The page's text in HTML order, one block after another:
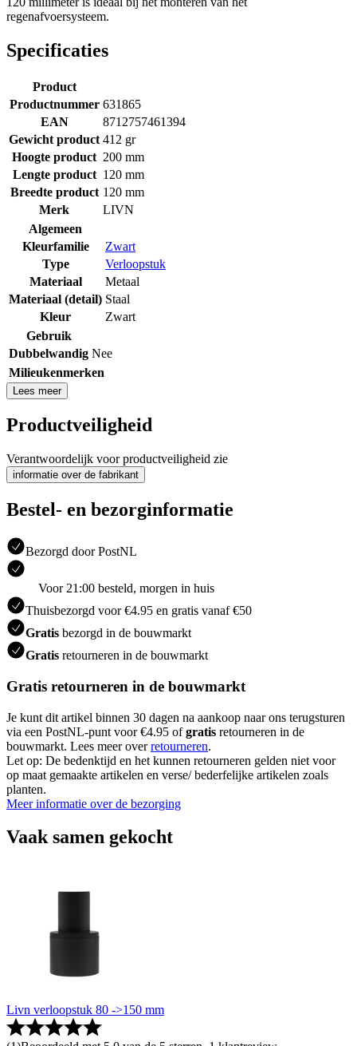
regenafvoersysteem.
Specificaties
Product
Productnummer 631865
EAN
8712757461394
Gewicht product 412 gr
Hoogte product 200 mm
Lengte product 120 mm
Breedte product 120 mm
Merk
LIVN
Algemeen
Kleurfamilie
Zwart
Type
Verloopstuk
Materiaal
Metaal
Materiaal (detail) Staal
Kleur
Zwart
Gebruik
Dubbelwandig Nee
Milieukenmerken
Lees meer
Productveiligheid
Verantwoordelijk voor productveiligheid zie
informatie over de fabrikant
Bestel- en bezorginformatie
Bezorgd door PostNL
Voor 21:00 besteld, morgen in huis
Thuisbezorgd voor €4.95 en gratis vanaf €50
Gratis bezorgd in de bouwmarkt
Gratis retourneren in de bouwmarkt
Gratis retourneren in de bouwmarkt
Je kunt dit artikel binnen 30 dagen na aankoop naar ons terugsturen
via een PostNL-punt voor €4.95 ofgratis retourneren in de
bouwmarkt. Lees meer overretourneren.
Let op: De bedenktijd en het kunnen retourneren gelden niet voor
op maat gemaakte artikelen en verse/ bederfelijke artikelen zoals
planten.
Meer informatie over de bezorging
Vaak samen gekocht
Livn verloopstuk 80 ->150 mm